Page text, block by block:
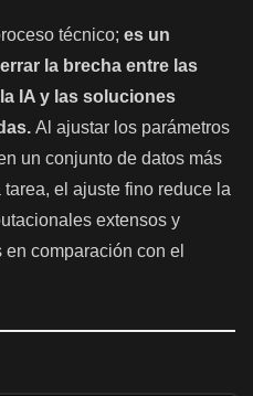
técnico; es un
la brecha entre las
IA y las soluciones
Al ajustar los parámetros
un conjunto de datos más
el ajuste fino reduce la
extensos y
comparación con el